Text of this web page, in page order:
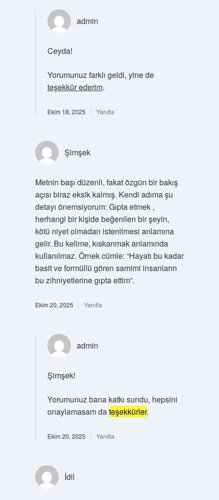
admin
Ceyda!
Yorumunuz farklı geldi, yine de
teşekkür ederim.
Ekim 18, 2025 Yanıtla
Şimşek
Metnin başı düzenli, fakat özgün bir bakış
açısı biraz eksik kalmış. Kendi adıma şu
detayı önemsiyorum: Gıpta etmek ,
herhangi bir kişide beğenilen bir şeyin,
kötü niyet olmadan istenilmesi anlamına
gelir. Bu kelime, kıskanmak anlamında
kullanılmaz. Örnek cümle: “Hayatı bu kadar
basit ve formüllü gören samimi insanların
bu zihniyetlerine gıpta ettim”.
Ekim 20, 2025 Yanıtla
admin
Şimşek!
Yorumunuz bana katkı sundu, hepsini
onaylamasam dateşekkürler.
Ekim 20, 2025 Yanıtla
İdil